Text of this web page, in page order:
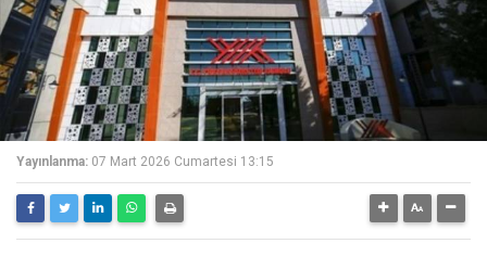
Yayınlanma: 07 Mart 2026 Cumartesi 13:15